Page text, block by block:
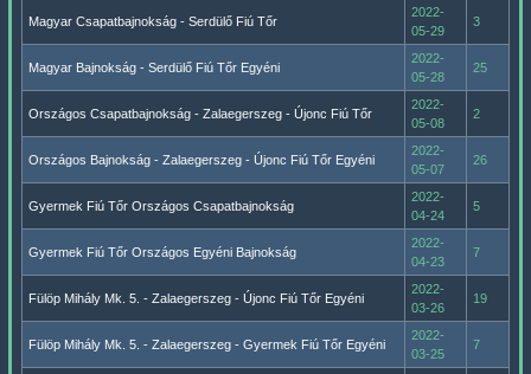
Magyar Csapatbajnokság - Serdülő Fiú Tőr
2022-
05-29
3
Magyar Bajnokság - Serdülő Fiú Tőr Egyéni
2022-
05-28
25
Országos Csapatbajnokság - Zalaegerszeg - Újonc Fiú Tőr
2022-
05-08
2
Országos Bajnokság - Zalaegerszeg - Újonc Fiú Tőr Egyéni
2022-
05-07
26
Gyermek Fiú Tőr Országos Csapatbajnokság
2022-
04-24
5
Gyermek Fiú Tőr Országos Egyéni Bajnokság
2022-
04-23
7
Fülöp Mihály Mk. 5. - Zalaegerszeg - Újonc Fiú Tőr Egyéni
2022-
03-26
19
Fülöp Mihály Mk. 5. - Zalaegerszeg - Gyermek Fiú Tőr Egyéni
2022-
03-25
7